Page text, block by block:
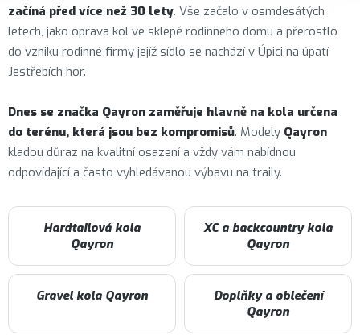
začíná před více než 30 lety. Vše začalo v osmdesátých
letech, jako oprava kol ve sklepě rodinného domu a přerostlo
do vzniku rodinné firmy jejíž sídlo se nachází v Úpici na úpatí
Jestřebích hor.
Dnes se značka Qayron zaměřuje hlavně na kola určena
do terénu, která jsou bez kompromisů. Modely Qayron
kladou důraz na kvalitní osazení a vždy vám nabídnou
odpovídající a často vyhledávanou výbavu na traily.
Hardtailová kola
Qayron
XC a backcountry kola
Qayron
Gravel kola Qayron
Doplňky a oblečení
Qayron